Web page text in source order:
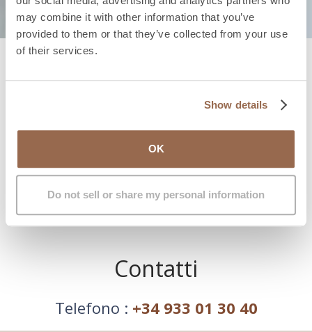
may combine it with other information that you’ve
provided to them or that they’ve collected from your use
of their services.
Show details
OK
Do not sell or share my personal information
Google Maps
Raggiungi IM GENDER Madrid Google
Maps
Contatti
Telefono : +34 933 01 30 40